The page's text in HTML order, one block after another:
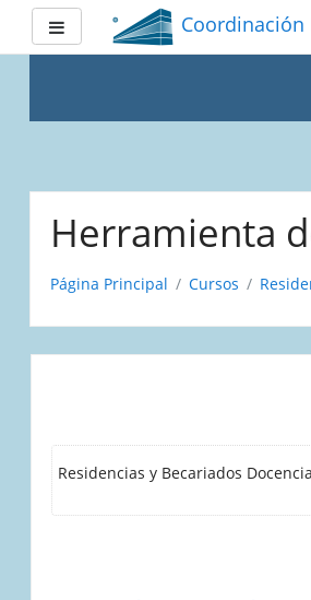
Saltar
contenido
Panel lateral Coordinación
Herramienta
Página Principal Cursos
Residencias y Becariados